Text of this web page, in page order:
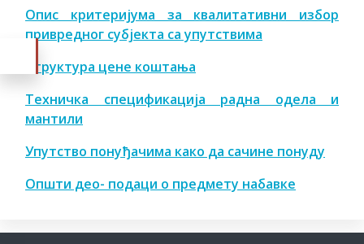
Опис критеријума за квалитативни избор
привредног субјекта са упутствима
Структура цене коштања
Техничка спецификација радна одела и
мантили
Упутство понуђачима како да сачине понуду
Општи део- подаци о предмету набавке